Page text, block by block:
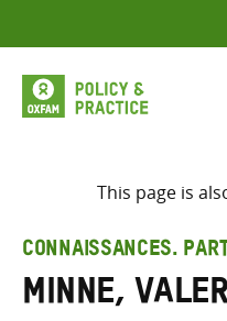
to
content
This page is
CONNAISSANCES.
Minne,